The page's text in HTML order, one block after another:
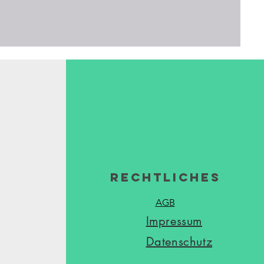
Rechtliches
AGB
Impressum
Datenschutz